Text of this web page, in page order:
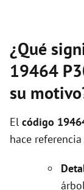
¿Qué
19464
su
El código
hace referencia